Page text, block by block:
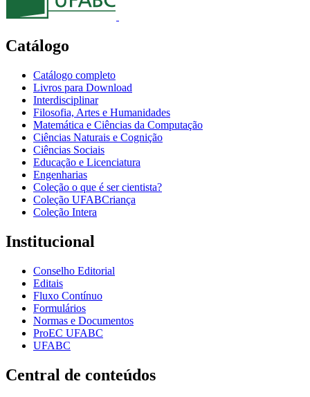
Catálogo
Catálogo completo
Livros para Download
Interdisciplinar
Filosofia, Artes e Humanidades
Matemática e Ciências da Computação
Ciências Naturais e Cognição
Ciências Sociais
Educação e Licenciatura
Engenharias
Coleção o que é ser cientista?
Coleção UFABCriança
Coleção Intera
Institucional
Conselho Editorial
Editais
Fluxo Contínuo
Formulários
Normas e Documentos
ProEC UFABC
UFABC
Central de conteúdos